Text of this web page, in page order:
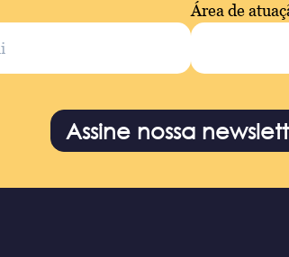
Área de
Assine nossa